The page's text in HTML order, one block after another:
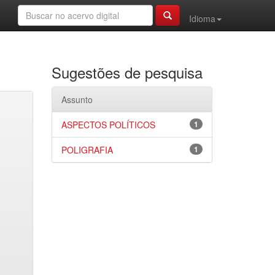
Idioma
Sugestões de pesquisa
Assunto
1
ASPECTOS POLÍTICOS
1
POLIGRAFIA